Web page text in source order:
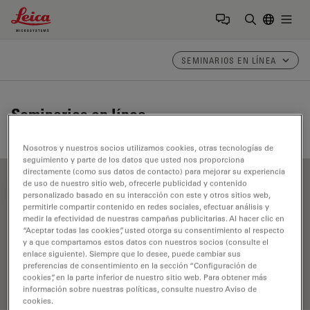
Leica Microsystems Logo
SEMINARIOS EN LÍNEA
Seminarios en línea
FILTER ARTICLES
Patología clínica
Nosotros y nuestros socios utilizamos cookies, otras tecnologías de
seguimiento y parte de los datos que usted nos proporciona
directamente (como sus datos de contacto) para mejorar su experiencia
de uso de nuestro sitio web, ofrecerle publicidad y contenido
personalizado basado en su interacción con este y otros sitios web,
permitirle compartir contenido en redes sociales, efectuar análisis y
medir la efectividad de nuestras campañas publicitarias. Al hacer clic en
“Aceptar todas las cookies”, usted otorga su consentimiento al respecto
y a que compartamos estos datos con nuestros socios (consulte el
enlace siguiente). Siempre que lo desee, puede cambiar sus
preferencias de consentimiento en la sección “Configuración de
cookies”, en la parte inferior de nuestro sitio web. Para obtener más
información sobre nuestras políticas, consulte nuestro Aviso de
cookies.